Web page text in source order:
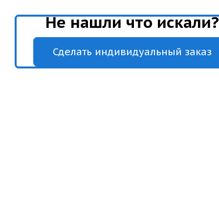
Не нашли что искали?